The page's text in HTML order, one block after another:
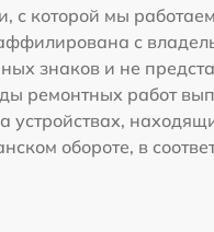
с которой мы
с
знаков и не
ремонтных работ
устройствах,
обороте, в